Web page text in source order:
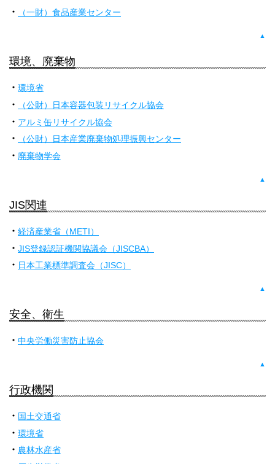
（一財）食品産業センター
▲
環境、廃棄物
環境省
（公財）日本容器包装リサイクル協会
アルミ缶リサイクル協会
（公財）日本産業廃棄物処理振興センター
廃棄物学会
▲
JIS関連
経済産業省（METI）
JIS登録認証機関協議会（JISCBA）
日本工業標準調査会（JISC）
▲
安全、衛生
中央労働災害防止協会
▲
行政機関
国土交通省
環境省
農林水産省